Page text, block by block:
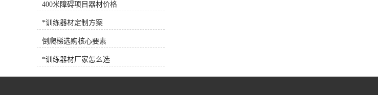
务于一体的专业体育器材企业，河北
业一线，深切体会到不同用户群体对
于器材功能性与安全性的双重诉求。
公司推出的三人协作攀登架，正是顺
应这一市场趋势，结合多年的生产经
验与人体工学原理，精心打造的一款
团队协作型训练设备。这款产品不仅
400米障碍项目器材价格
*训练器材定制方案
倒爬梯选购核心要素
*训练器材厂家怎么选